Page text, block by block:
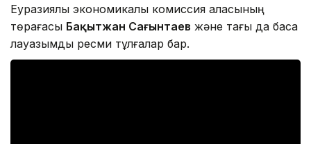
Еуразиялық экономикалық комиссия алқасының
төрағасы Бақытжан Сағынтаев және тағы да басқа
лауазымды ресми тұлғалар бар.